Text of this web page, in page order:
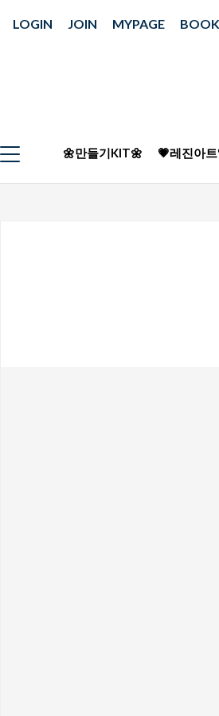
LOGIN JOIN MYPAGE
🌼만들기KIT🌼 💗레진아